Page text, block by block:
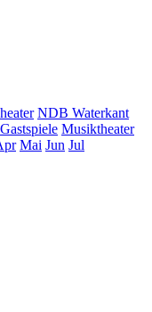
NDB Waterkant
Gastspiele Musiktheater
Mai Jun Jul